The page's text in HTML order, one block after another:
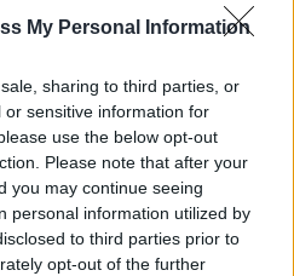
My Personal Information
sharing to third parties, or
sensitive information for
use the below opt-out
Please note that after your
you may continue seeing
personal information utilized by
to third parties prior to
opt-out of the further
perché ogni